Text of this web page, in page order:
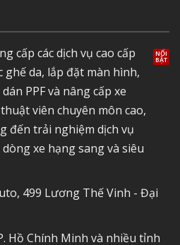
cấp các dịch vụ cao cấp
da, lắp đặt màn hình,
PPF và nâng cấp xe
viên chuyên môn cao,
đến trải nghiệm dịch vụ
xe hạng sang và siêu
499 Lương Thế Vinh - Đại
Hồ Chính Minh và nhiều tỉnh